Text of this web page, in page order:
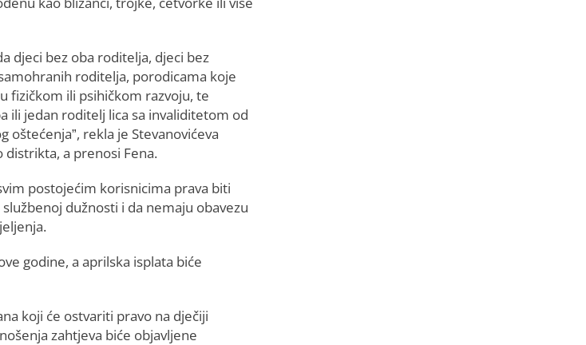
djeci bez oba roditelja, djeci bez
roditelja, porodicama koje
fizičkom ili psihičkom razvoju, te
ili jedan roditelj lica sa invaliditetom od
oštećenja”, rekla je Stevanovićeva
distrikta, a prenosi Fena.
postojećim korisnicima prava biti
dužnosti i da nemaju obavezu
godine, a aprilska isplata biće
koji će ostvariti pravo na dječiji
zahtjeva biće objavljene